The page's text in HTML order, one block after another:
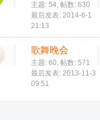
主题: 54, 帖数: 630
最后发表: 2014-6-1
21:13
歌舞晚会
主题: 60, 帖数: 571
最后发表: 2013-11-3
09:51